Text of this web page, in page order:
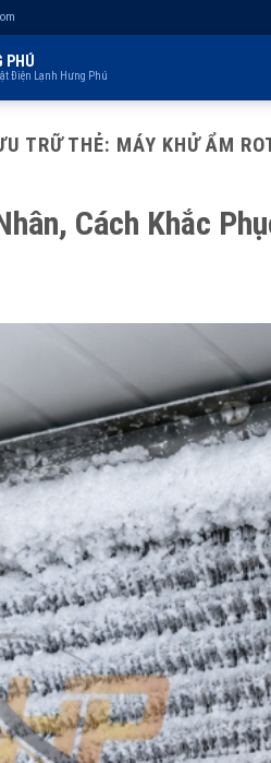
PHÚ
Điện Lạnh Hưng Phú
TRỮ THẺ: MÁY KHỬ ẨM
Cách Khắc